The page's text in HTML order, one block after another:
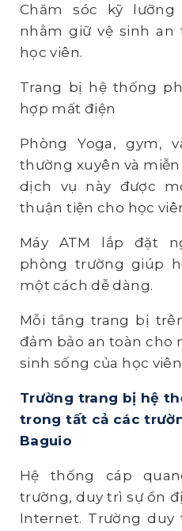
Chăm sóc kỹ
nhằm giữ vệ sinh
học viên.
Trang bị hệ thống
hợp mất điện
Phòng Yoga, gym,
thường xuyên và
dịch vụ này được
thuận tiện cho học
Máy ATM lắp đặt
phòng trường giúp
một cách dễ dàng.
Mỗi tầng trang bị
đảm bảo an toàn cho
sinh sống của học
Trường trang bị hệ
trong tất cả các
Baguio
Hệ thống cáp
trường, duy trì sự ổn
Internet. Trường duy